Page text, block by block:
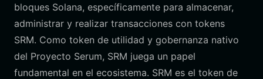
bloques Solana, específicamente para almacenar,
administrar y realizar transacciones con tokens
SRM. Como token de utilidad y gobernanza nativo
del Proyecto Serum, SRM juega un papel
fundamental en el ecosistema. SRM es el token de